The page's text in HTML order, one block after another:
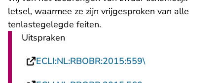
letsel, waarmee ze zijn vrijgesproken van alle
tenlastegelegde feiten.
Uitspraken
ECLI:NL:RBOBR:2015:559\- U verlaat